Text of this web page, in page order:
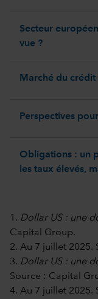
Secteur
vue ?
Marché du
Perspectives
Obligations : un
les taux élevés,
1. Dollar US : une
Capital Group.
2. Au 7 juillet 2025.
3. Dollar US : une
Source : Capital
4. Au 7 juillet 2025.